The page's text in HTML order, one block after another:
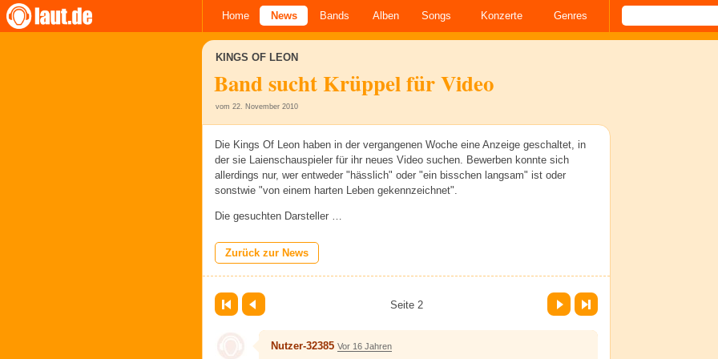
Home News Bands Alben Songs Konzerte Genres
KINGS OF LEON
Band sucht Krüppel für Video
vom 22. November 2010
Die Kings Of Leon haben in der vergangenen Woche eine Anzeige geschaltet, in
der sie Laienschauspieler für ihr neues Video suchen. Bewerben konnte sich
allerdings nur, wer entweder "hässlich" oder "ein bisschen langsam" ist oder
sonstwie "von einem harten Leben gekennzeichnet".
Die gesuchten Darsteller …
Zurück zur News
Seite 2
Vor Letzte Seite
Nutzer-32385 Vor 16 Jahren